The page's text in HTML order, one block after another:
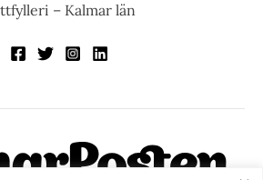
– Kalmar län